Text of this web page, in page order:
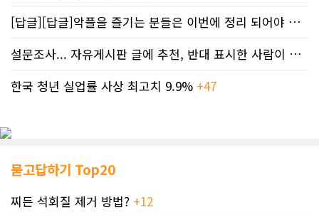
[답글][답글]악플을 즐기는 분들은 이번에 정리 되어야 합니다.
설문조사... 자유게시판 글에 추천, 반대 표시한 사람이 누구인지 명단..
한국 청년 실업률 사상 최고치 9.9% +47
묻고답하기 Top20
찌든 석회질 제거 방법? +12